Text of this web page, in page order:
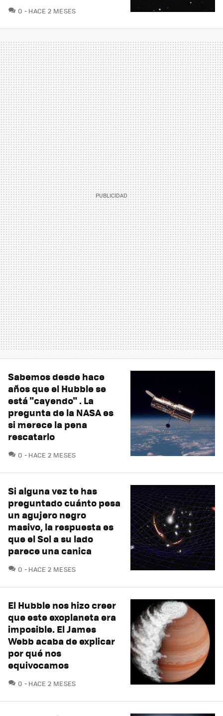
0 COMENTARIOS
HACE 2 MESES
Sabemos desde hace
años que el Hubble se
está "cayendo" . La
pregunta de la NASA es
si merece la pena
rescatarlo
0 COMENTARIOS
HACE 2 MESES
Si alguna vez te has
preguntado cuánto pesa
un agujero negro
masivo, la respuesta es
que el Sol a su lado
parece una canica
0 COMENTARIOS
HACE 2 MESES
El Hubble nos hizo creer
que este exoplaneta era
imposible. El James
Webb acaba de explicar
por qué nos
equivocamos
0 COMENTARIOS
HACE 2 MESES